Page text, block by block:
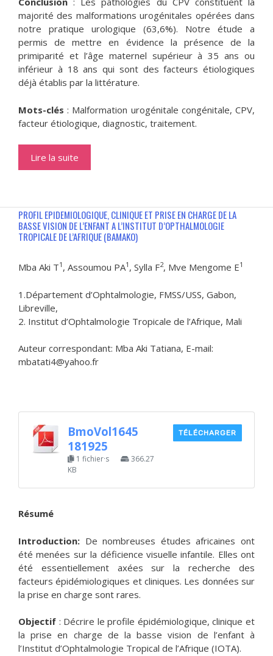
majorité des malformations urogénitales opérées dans
notre pratique urologique (63,6%). Notre étude a
permis de mettre en évidence la présence de la
primiparité et l’âge maternel supérieur à 35 ans ou
inférieur à 18 ans qui sont des facteurs étiologiques
déjà établis par la littérature.
Mots-clés : Malformation urogénitale congénitale, CPV,
facteur étiologique, diagnostic, traitement.
Lire la suite
PROFIL EPIDEMIOLOGIQUE, CLINIQUE ET PRISE EN CHARGE DE LA
BASSE VISION DE L’ENFANT A L’INSTITUT D’OPTHALMOLOGIE
TROPICALE DE L’AFRIQUE (BAMAKO)
Mba Aki T1 , Assoumou PA1 , Sylla F2, Mve Mengome E1
1.Département d’Ophtalmologie, FMSS/USS, Gabon,
Libreville,
2. Institut d’Ophtalmologie Tropicale de l’Afrique, Mali
Auteur correspondant: Mba Aki Tatiana, E-mail:
mbatati4@yahoo.fr
BmoVol1645
181925
1 fichier·s
366.27
KB
TÉLÉCHARGER
Résumé
Introduction: De nombreuses études africaines ont
été menées sur la déficience visuelle infantile. Elles ont
été essentiellement axées sur la recherche des
facteurs épidémiologiques et cliniques. Les données sur
la prise en charge sont rares.
Objectif : Décrire le profile épidémiologique, clinique et
la prise en charge de la basse vision de l’enfant à
l’Institut d’Ophtalmologie Tropical de l’Afrique (IOTA).